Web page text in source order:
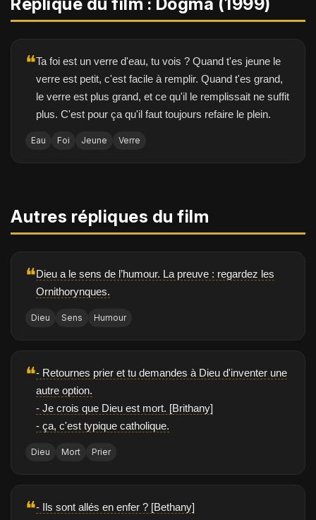
❝Ta foi est un verre d'eau, tu vois ? Quand t'es jeune le
verre est petit, c'est facile à remplir. Quand t'es grand,
le verre est plus grand, et ce qu'il le remplissait ne suffit
plus. C'est pour ça qu'il faut toujours refaire le plein.
Eau Foi Jeune Verre
Autres répliques du film
❝Dieu a le sens de l’humour. La preuve : regardez les
Ornithorynques.
Dieu Sens Humour
❝- Retournes prier et tu demandes à Dieu d'inventer une
autre option.
- Je crois que Dieu est mort. [Brithany]
- ça, c'est typique catholique.
Dieu Mort Prier
❝- Ils sont allés en enfer ? [Bethany]